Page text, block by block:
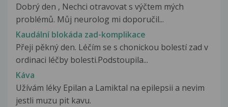
Dobrý den , Nechci otravovat s výčtem mých
problémů. Můj neurolog mi doporučil...
Kaudální blokáda zad-komplikace
Přeji pěkný den. Léčím se s chonickou bolestí zad v
ordinaci léčby bolesti.Podstoupila...
Káva
Užívám léky Epilan a Lamiktal na epilepsii a nevim
jestli muzu pit kavu.